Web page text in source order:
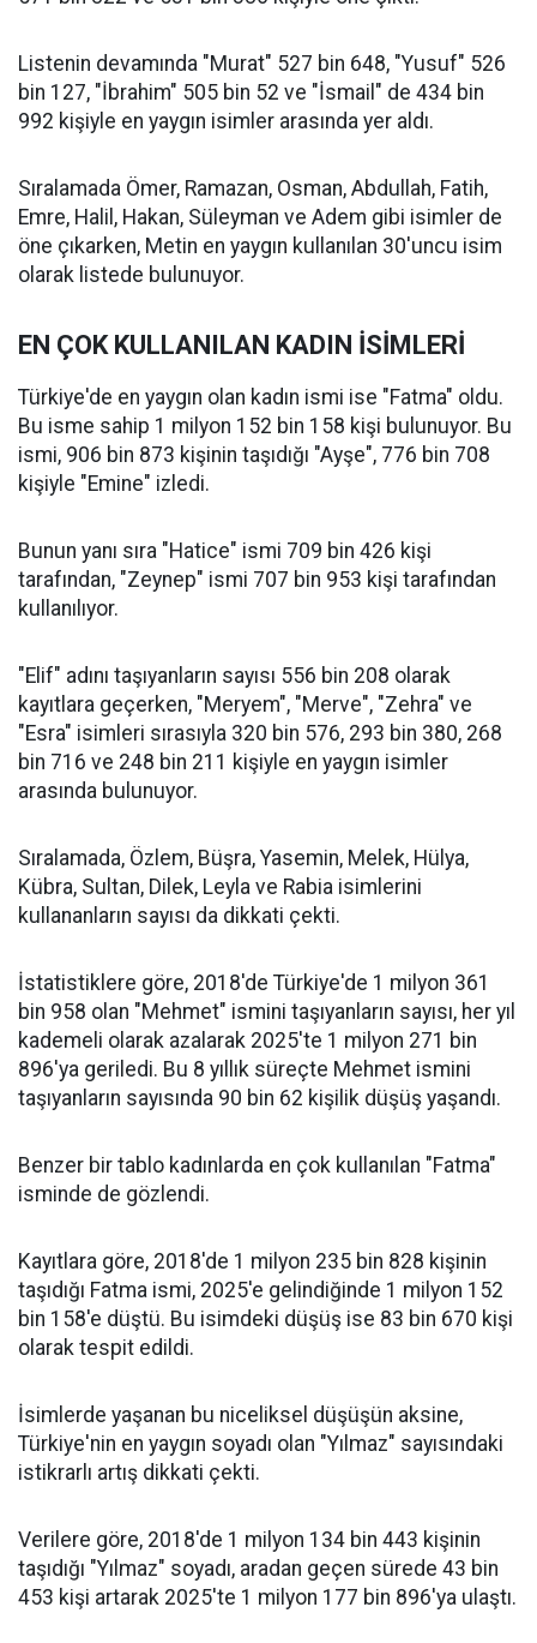
Listenin devamında "Murat" 527 bin 648, "Yusuf" 526
bin 127, "İbrahim" 505 bin 52 ve "İsmail" de 434 bin
992 kişiyle en yaygın isimler arasında yer aldı.
Sıralamada Ömer, Ramazan, Osman, Abdullah, Fatih,
Emre, Halil, Hakan, Süleyman ve Adem gibi isimler de
öne çıkarken, Metin en yaygın kullanılan 30'uncu isim
olarak listede bulunuyor.
EN ÇOK KULLANILAN KADIN İSİMLERİ
Türkiye'de en yaygın olan kadın ismi ise "Fatma" oldu.
Bu isme sahip 1 milyon 152 bin 158 kişi bulunuyor. Bu
ismi, 906 bin 873 kişinin taşıdığı "Ayşe", 776 bin 708
kişiyle "Emine" izledi.
Bunun yanı sıra "Hatice" ismi 709 bin 426 kişi
tarafından, "Zeynep" ismi 707 bin 953 kişi tarafından
kullanılıyor.
"Elif" adını taşıyanların sayısı 556 bin 208 olarak
kayıtlara geçerken, "Meryem", "Merve", "Zehra" ve
"Esra" isimleri sırasıyla 320 bin 576, 293 bin 380, 268
bin 716 ve 248 bin 211 kişiyle en yaygın isimler
arasında bulunuyor.
Sıralamada, Özlem, Büşra, Yasemin, Melek, Hülya,
Kübra, Sultan, Dilek, Leyla ve Rabia isimlerini
kullananların sayısı da dikkati çekti.
İstatistiklere göre, 2018'de Türkiye'de 1 milyon 361
bin 958 olan "Mehmet" ismini taşıyanların sayısı, her yıl
kademeli olarak azalarak 2025'te 1 milyon 271 bin
896'ya geriledi. Bu 8 yıllık süreçte Mehmet ismini
taşıyanların sayısında 90 bin 62 kişilik düşüş yaşandı.
Benzer bir tablo kadınlarda en çok kullanılan "Fatma"
isminde de gözlendi.
Kayıtlara göre, 2018'de 1 milyon 235 bin 828 kişinin
taşıdığı Fatma ismi, 2025'e gelindiğinde 1 milyon 152
bin 158'e düştü. Bu isimdeki düşüş ise 83 bin 670 kişi
olarak tespit edildi.
İsimlerde yaşanan bu niceliksel düşüşün aksine,
Türkiye'nin en yaygın soyadı olan "Yılmaz" sayısındaki
istikrarlı artış dikkati çekti.
Verilere göre, 2018'de 1 milyon 134 bin 443 kişinin
taşıdığı "Yılmaz" soyadı, aradan geçen sürede 43 bin
453 kişi artarak 2025'te 1 milyon 177 bin 896'ya ulaştı.